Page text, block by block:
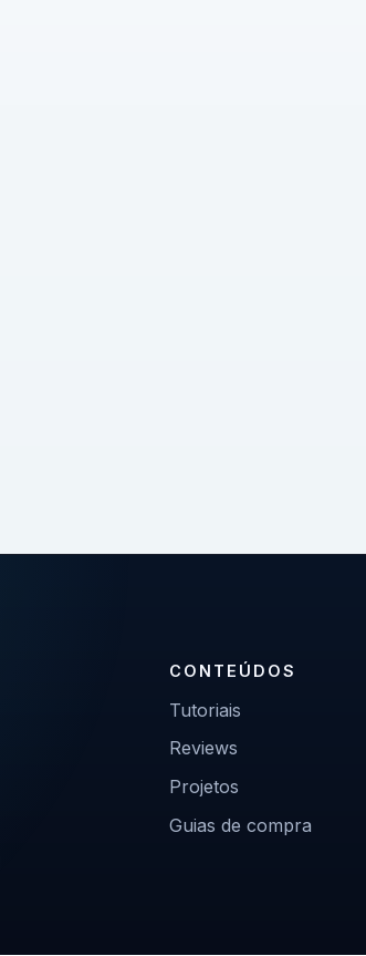
CONTEÚDOS
Tutoriais
Reviews
Projetos
Guias de compra